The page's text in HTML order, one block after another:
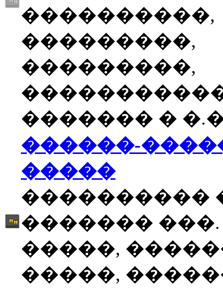
����������,
���������,
���������,
������� �
������-
�����
����������
������� ���.
�����,
�����,